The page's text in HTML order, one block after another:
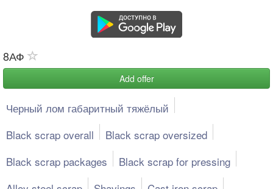
8АФ
Add offer
Черный лом габаритный тяжёлый
Black scrap overall
Black scrap oversized
Black scrap packages
Black scrap for pressing